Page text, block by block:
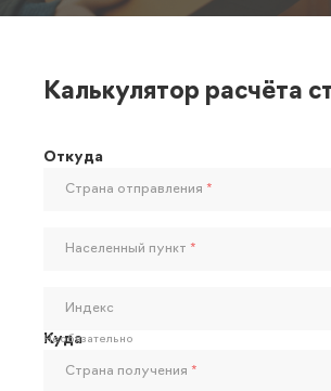
Калькулятор расчёта
Откуда
Страна отправления *
Населенный пункт *
Индекс
Необязательно
Куда
Страна получения *